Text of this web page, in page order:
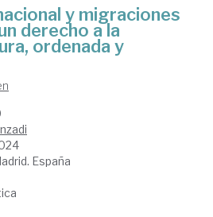
y migraciones
derecho a la
ordenada y
España